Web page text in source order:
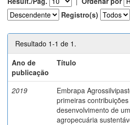
Registro(s)
Resultado 1-1 de 1.
Ano de
publicação
Título
2019
Embrapa
primeiras
desenvolvimento de
agropecuária